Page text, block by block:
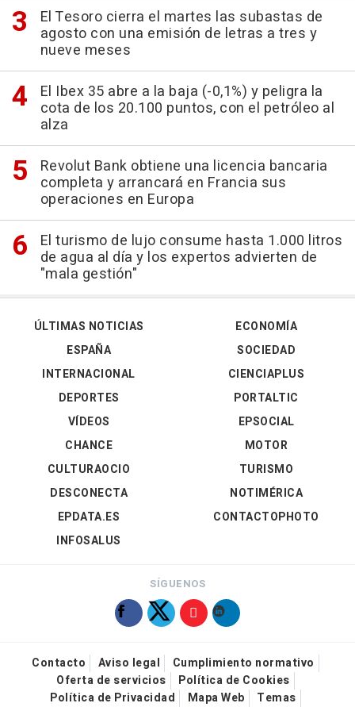
El Tesoro cierra el martes las subastas de
agosto con una emisión de letras a tres y
nueve meses
El Ibex 35 abre a la baja (-0,1%) y peligra la
cota de los 20.100 puntos, con el petróleo al
alza
Revolut Bank obtiene una licencia bancaria
completa y arrancará en Francia sus
operaciones en Europa
El turismo de lujo consume hasta 1.000 litros
de agua al día y los expertos advierten de
"mala gestión"
ÚLTIMAS NOTICIAS
ESPAÑA
INTERNACIONAL
DEPORTES
VÍDEOS
ECONOMÍA
SOCIEDAD
CIENCIAPLUS
PORTALTIC
EPSOCIAL
CHANCE
CULTURAOCIO
DESCONECTA
EPDATA.ES
INFOSALUS
MOTOR
TURISMO
NOTIMÉRICA
CONTACTOPHOTO
SÍGUENOS
Contacto Aviso legal
Cumplimiento normativo
Oferta de servicios
Política de Cookies
Política de Privacidad
Mapa Web Temas